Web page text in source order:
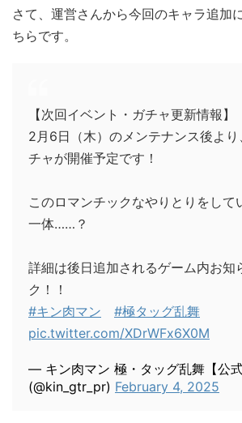
さて、運営さんから今回のキャラ追加
ちらです。
【次回イベント・ガチャ更新情報】
2月6日（木）のメンテナンス後よ
チャが開催予定です！
このロマンチックなやりとりをして
一体……？
詳細は後日追加されるゲーム内お知
ク！！
#キン肉マン
#極タッグ乱舞
pic.twitter.com/XDrWFx6X0M
— キン肉マン 極・タッグ乱舞【公式
(@kin_gtr_pr) February 4, 2025